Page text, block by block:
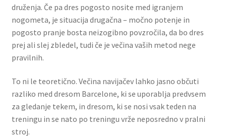
druženja. Če pa dres pogosto nosite med igranjem
nogometa, je situacija drugačna – močno potenje in
pogosto pranje bosta neizogibno povzročila, da bo dres
prej ali slej zbledel, tudi če je večina vaših metod nege
pravilnih.
To ni le teoretično. Večina navijačev lahko jasno občuti
razliko med dresom Barcelone, ki se uporablja predvsem
za gledanje tekem, in dresom, ki se nosi vsak teden na
treningu in se nato po treningu vrže neposredno v pralni
stroj.